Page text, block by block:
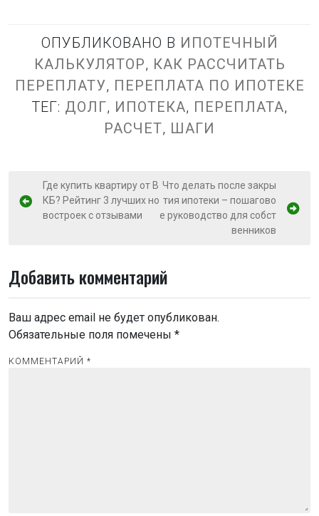
ОПУБЛИКОВАНО В ИПОТЕЧНЫЙ
КАЛЬКУЛЯТОР, КАК РАССЧИТАТЬ
ПЕРЕПЛАТУ, ПЕРЕПЛАТА ПО ИПОТЕКЕ
ТЕГ: ДОЛГ, ИПОТЕКА, ПЕРЕПЛАТА,
РАСЧЕТ, ШАГИ
Н
а
г
а
ц
и
я
Где купить квартиру от В
КБ? Рейтинг 3 лучших но
востроек с отзывами
Что делать после закры
тия ипотеки – пошагово
е руководство для собст
венников
Добавить комментарий
Ваш адрес email не будет опубликован.
Обязательные поля помечены *
КОММЕНТАРИЙ *